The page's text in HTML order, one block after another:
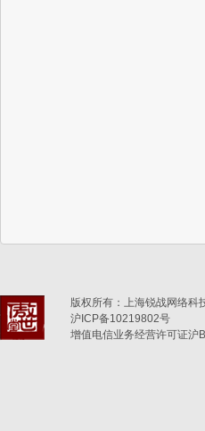
版权所有：上海锐战网络
沪ICP备10219802号
增值电信业务经营许可证沪